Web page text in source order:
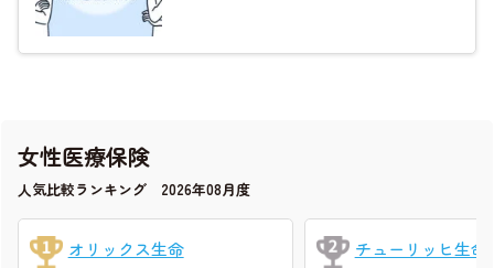
女性医療保険
人気比較ランキング 2026年08月度
オリックス生命 チューリッヒ生命